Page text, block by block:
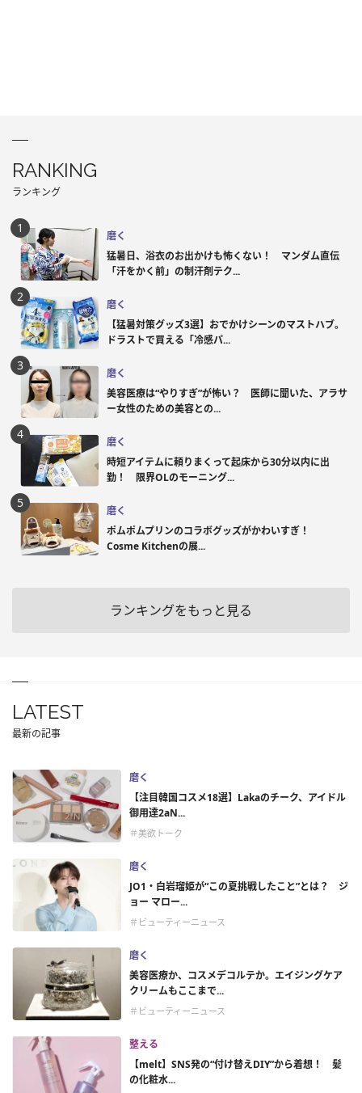
RANKING
ランキング
磨く
猛暑日、浴衣のお出かけも怖くない！ マンダム直伝
「汗をかく前」の制汗剤テク...
磨く
【猛暑対策グッズ3選】おでかけシーンのマストハブ。
ドラストで買える「冷感パ...
磨く
美容医療は“やりすぎ”が怖い？ 医師に聞いた、アラサ
ー女性のための美容との...
磨く
時短アイテムに頼りまくって起床から30分以内に出
勤！ 限界OLのモーニング...
磨く
ポムポムプリンのコラボグッズがかわいすぎ！
Cosme Kitchenの展...
ランキングをもっと見る
LATEST
最新の記事
磨く
【注目韓国コスメ18選】Lakaのチーク、アイドル
御用達2aN...
＃美欲トーク
磨く
JO1・白岩瑠姫が“この夏挑戦したこと”とは？ ジ
ョー マロー...
＃ビューティーニュース
磨く
美容医療か、コスメデコルテか。エイジングケア
クリームもここまで...
＃ビューティーニュース
整える
【melt】SNS発の“付け替えDIY”から着想！ 髪
の化粧水...